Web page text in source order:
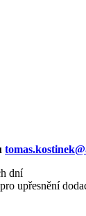
dní
upřesnění